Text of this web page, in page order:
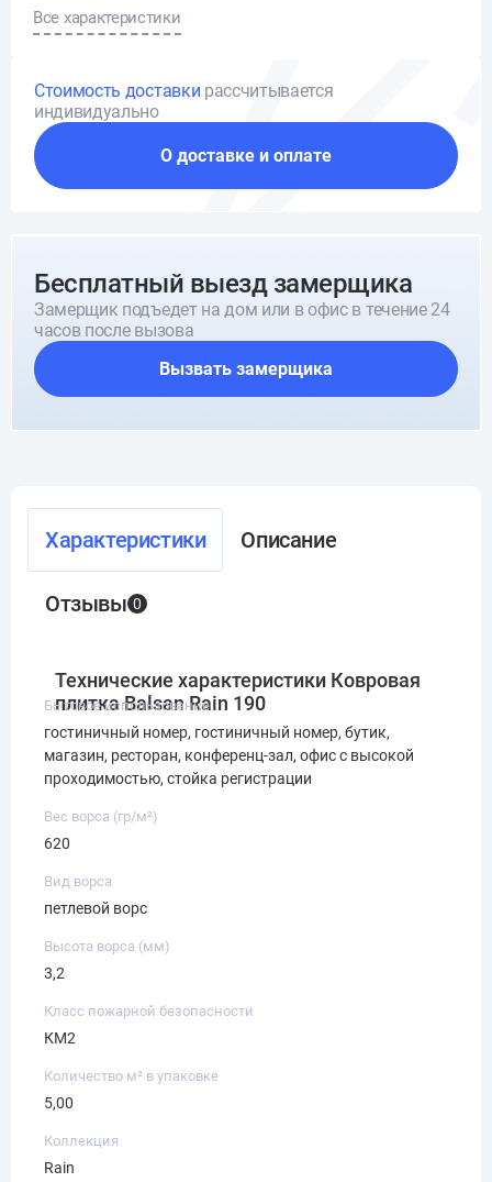
Все характеристики
Стоимость доставки рассчитывается
индивидуально
О доставке и оплате
Бесплатный выезд замерщика
Замерщик подъедет на дом или в офис в течение 24
часов после вызова
Вызвать замерщика
Характеристики Описание
Отзывы 0
Технические характеристики Ковровая
плитка Balsan Rain 190
Бытовое использование
гостиничный номер, гостиничный номер, бутик,
магазин, ресторан, конференц-зал, офис с высокой
проходимостью, стойка регистрации
Вес ворса (гр/м²)
620
Вид ворса
петлевой ворс
Высота ворса (мм)
3,2
Класс пожарной безопасности
КМ2
Количество м² в упаковке
5,00
Коллекция
Rain